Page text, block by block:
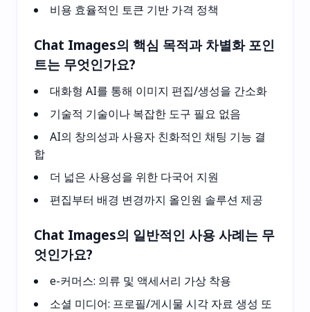
비용 효율적인 토큰 기반 가격 정책
Chat Images의 핵심 목적과 차별화 포인
트는 무엇인가요?
대화형 AI를 통해 이미지 편집/생성을 간소화
기술적 기술이나 복잡한 도구 필요 없음
AI의 창의성과 사용자 친화적인 채팅 기능 결
합
더 넓은 사용성을 위한 다국어 지원
편집부터 배경 변경까지 올인원 솔루션 제공
Chat Images의 일반적인 사용 사례는 무
엇인가요?
e-커머스: 의류 및 액세서리 가상 착용
소셜 미디어: 프로필/게시물 시각 자료 생성 또